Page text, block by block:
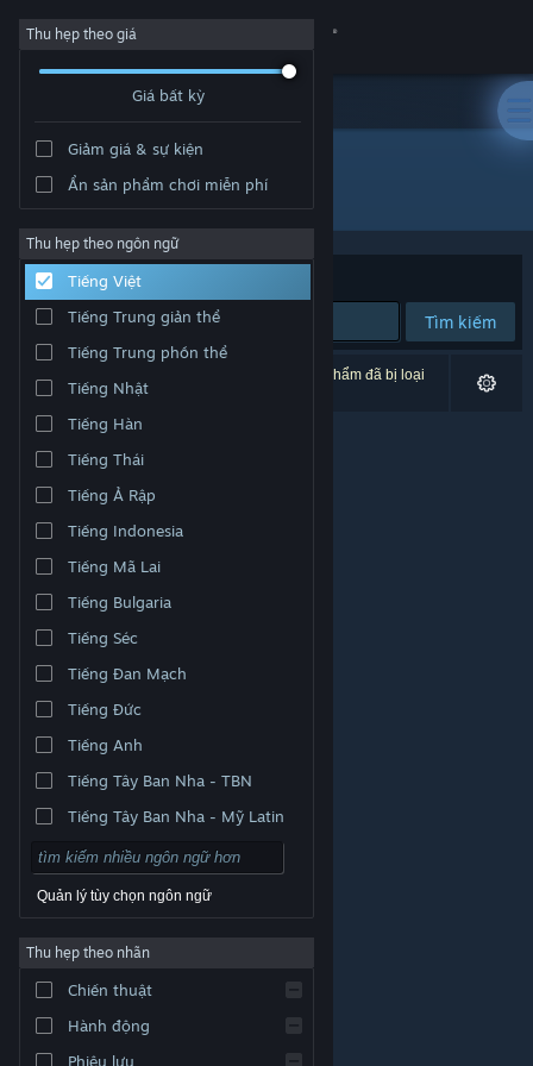
Đăng nhập
Cộng đồng
Thông tin
Hỗ trợ
Thay đổi ngôn ngữ
Cài ứng dụng Steam di động
Xem web cho desktop
thương hiệu là tài sản của chủ sở hữu tương ứng tại
Pháp lý
Hỗ trợ tiếp cận
ký Steam
|Hoàn tiền|
Thu hẹp theo giá
Giá bất kỳ
Giảm giá & sự kiện
Ẩn sản phẩm chơi miễn phí
Thu hẹp theo ngôn ngữ
Tiếng Việt
Tiếng Trung giản thể
Tiếng Trung phồn thể
Tiếng Nhật
Tiếng Hàn
Tiếng Thái
Tiếng Ả Rập
Tiếng Indonesia
Tiếng Mã Lai
Tiếng Bulgaria
Tiếng Séc
Tiếng Đan Mạch
Tiếng Đức
Tiếng Anh
Tiếng Tây Ban Nha - TBN
Tiếng Tây Ban Nha - Mỹ Latin
Quản lý tùy chọn ngôn ngữ
Thu hẹp theo nhãn
Chiến thuật
Hành động
Phiêu lưu
Nhà phát triển: Team Zimno
Xếp theo Độ liên quan
Tìm kiếm
0 kết quả phù hợp tìm kiếm của bạn. 1 tựa sản phẩm đã bị loại
trừ dựa trên tùy chỉnh của bạn.